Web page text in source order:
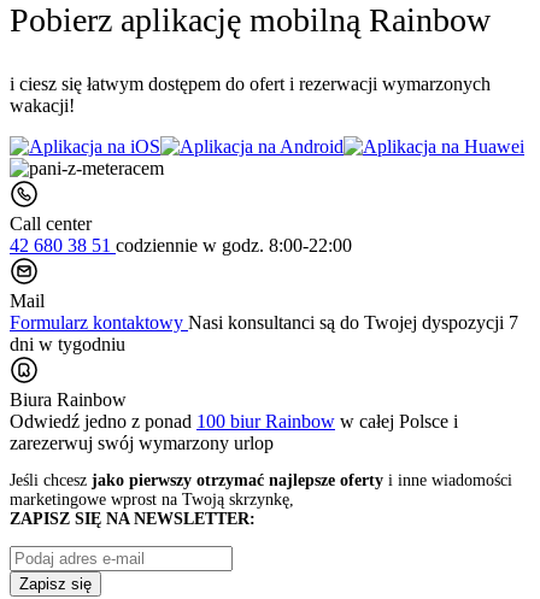
Pobierz aplikację mobilną Rainbow
i ciesz się łatwym dostępem do ofert i rezerwacji wymarzonych
wakacji!
Call center
42 680 38 51 codziennie w godz. 8:00-22:00
Mail
Formularz kontaktowy Nasi konsultanci są do Twojej dyspozycji 7
dni w tygodniu
Biura Rainbow
Odwiedź jedno z ponad 100 biur Rainbow w całej Polsce i
zarezerwuj swój wymarzony urlop
Jeśli chcesz jako pierwszy otrzymać najlepsze oferty i inne wiadomości
marketingowe wprost na Twoją skrzynkę,
ZAPISZ SIĘ NA NEWSLETTER:
Zapisz się